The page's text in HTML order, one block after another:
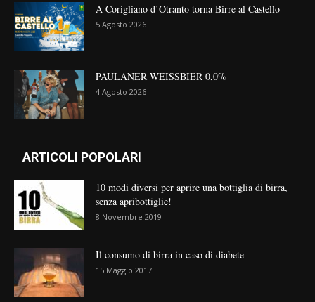
A Corigliano d’Otranto torna Birre al Castello
5 Agosto 2026
PAULANER WEISSBIER 0,0%
4 Agosto 2026
ARTICOLI POPOLARI
10 modi diversi per aprire una bottiglia di birra,
senza apribottiglie!
8 Novembre 2019
Il consumo di birra in caso di diabete
15 Maggio 2017